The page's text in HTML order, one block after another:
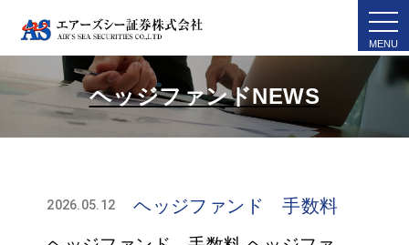
ヘッジファンドNEWS
2026.05.12 ヘッジファンド 手数料